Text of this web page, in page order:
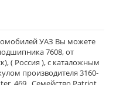
УАЗ Вы можете
7608, от
( Россия ), с каталожным
производителя 3160-